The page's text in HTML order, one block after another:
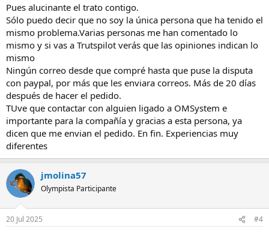
Pues alucinante el trato contigo.
Sólo puedo decir que no soy la única persona que ha tenido el
mismo problema.Varias personas me han comentado lo
mismo y si vas a Trutspilot verás que las opiniones indican lo
mismo
Ningún correo desde que compré hasta que puse la disputa
con paypal, por más que les enviara correos. Más de 20 días
después de hacer el pedido.
TUve que contactar con alguien ligado a OMSystem e
importante para la compañía y gracias a esta persona, ya
dicen que me envian el pedido. En fin. Experiencias muy
diferentes
jmolina57
Olympista Participante
20 Jul 2025 #4